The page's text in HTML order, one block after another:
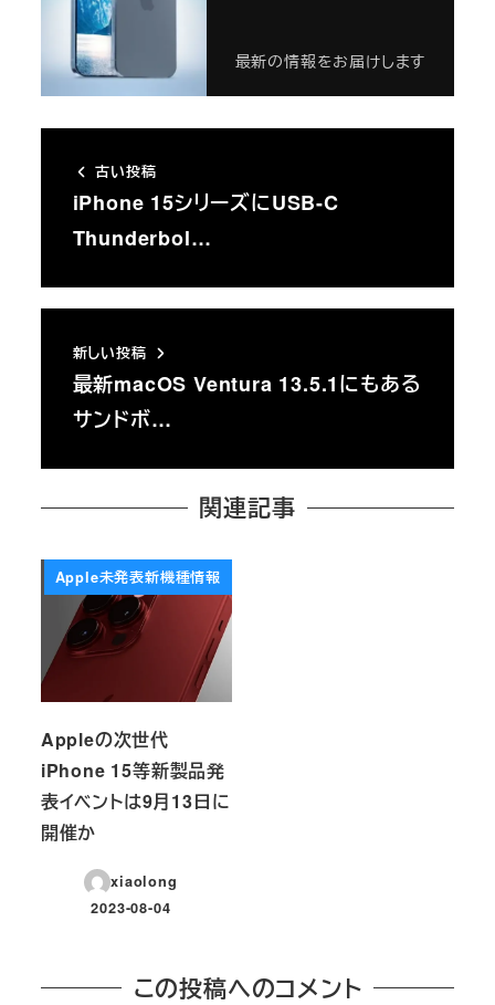
最新の情報をお届けします
古い投稿
iPhone 15シリーズにUSB-C
Thunderbol…
新しい投稿
最新macOS Ventura 13.5.1にもある
サンドボ…
関連記事
Apple未発表新機種情報
Appleの次世代
iPhone 15等新製品発
表イベントは9月13日に
開催か
xiaolong
投稿日
2023-08-04
この投稿へのコメント